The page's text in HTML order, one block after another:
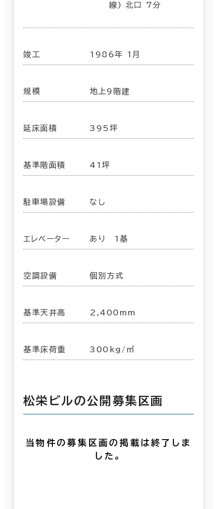
線) 北口 7分
竣工 1986年 1月
規模 地上9階建
延床面積 395坪
基準階面積 41坪
駐車場設備 なし
エレベーター あり 1基
空調設備 個別方式
基準天井高 2,400mm
基準床荷重 300kg/㎡
松栄ビルの公開募集区画
当物件の募集区画の掲載は終了しま
した。